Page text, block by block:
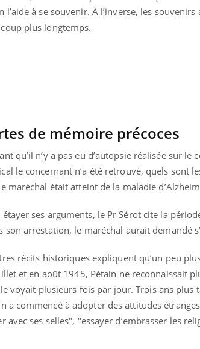
l’aide à se souvenir. À l’inverse, les
plus longtemps.
de mémoire précoces
qu’il n’y a pas eu d’autopsie réalisée sur
le concernant n’a été retrouvé, quels sont
maréchal était atteint de la maladie
étayer ses arguments, le Pr Sérot cite la
son arrestation, le maréchal aurait demandé
récits historiques expliquent qu’un peu
et en août 1945, Pétain ne reconnaissait
le voyait plusieurs fois par jour. Trois ans plus
a commencé à adopter des attitudes
avec ses selles", "essayer d’embrasser les